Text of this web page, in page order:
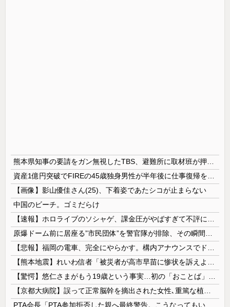
【画像】影山優佳さん(25)、下着姿であたシコが止まらない
中国のビーチ。ゴミだらけ